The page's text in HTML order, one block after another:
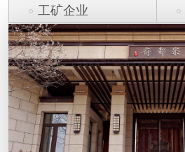
工矿企业